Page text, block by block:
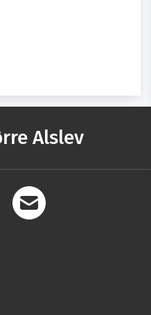
Alslev